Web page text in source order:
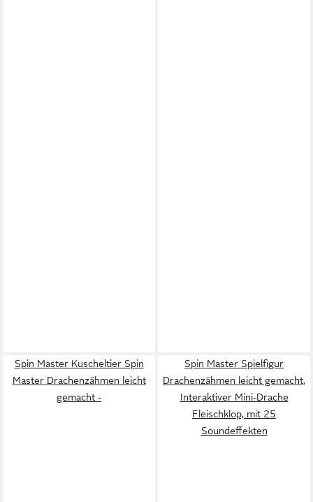
Spin Master Kuscheltier Spin
Master Drachenzähmen leicht
gemacht -
Spin Master Spielfigur
Drachenzähmen leicht gemacht,
Interaktiver Mini-Drache
Fleischklop, mit 25
Soundeffekten